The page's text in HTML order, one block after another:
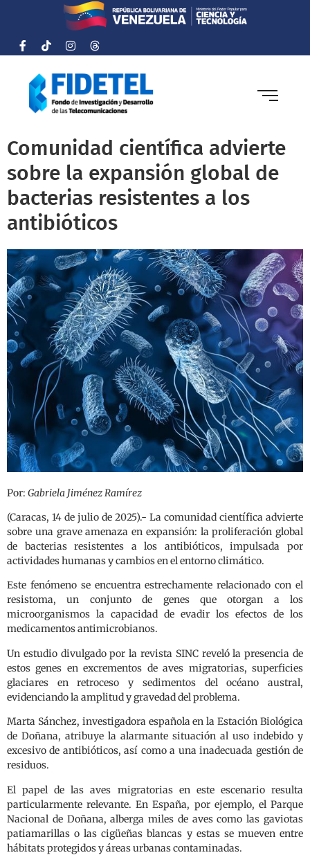
Comunidad científica advierte
sobre la expansión global de
bacterias resistentes a los
antibióticos
Por: Gabriela Jiménez Ramírez
(Caracas, 14 de julio de 2025).- La comunidad científica advierte
sobre una grave amenaza en expansión: la proliferación global
de bacterias resistentes a los antibióticos, impulsada por
actividades humanas y cambios en el entorno climático.
Este fenómeno se encuentra estrechamente relacionado con el
resistoma, un conjunto de genes que otorgan a los
microorganismos la capacidad de evadir los efectos de los
medicamentos antimicrobianos.
Un estudio divulgado por la revista SINC reveló la presencia de
estos genes en excrementos de aves migratorias, superficies
glaciares en retroceso y sedimentos del océano austral,
evidenciando la amplitud y gravedad del problema.
Marta Sánchez, investigadora española en la Estación Biológica
de Doñana, atribuye la alarmante situación al uso indebido y
excesivo de antibióticos, así como a una inadecuada gestión de
residuos.
El papel de las aves migratorias en este escenario resulta
particularmente relevante. En España, por ejemplo, el Parque
Nacional de Doñana, alberga miles de aves como las gaviotas
patiamarillas o las cigüeñas blancas y estas se mueven entre
hábitats protegidos y áreas urbanas contaminadas.